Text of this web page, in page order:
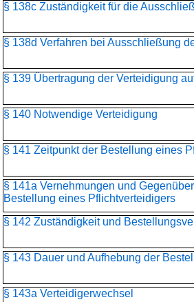
§ 138c Zuständigkeit für die
§ 138d Verfahren bei Ausschließung
§ 139 Übertragung der Verteidigung
§ 140 Notwendige Verteidigung
§ 141 Zeitpunkt der Bestellung eines
§ 141a Vernehmungen und
Bestellung eines Pflichtverteidigers
§ 142 Zuständigkeit und
§ 143 Dauer und Aufhebung der
§ 143a Verteidigerwechsel